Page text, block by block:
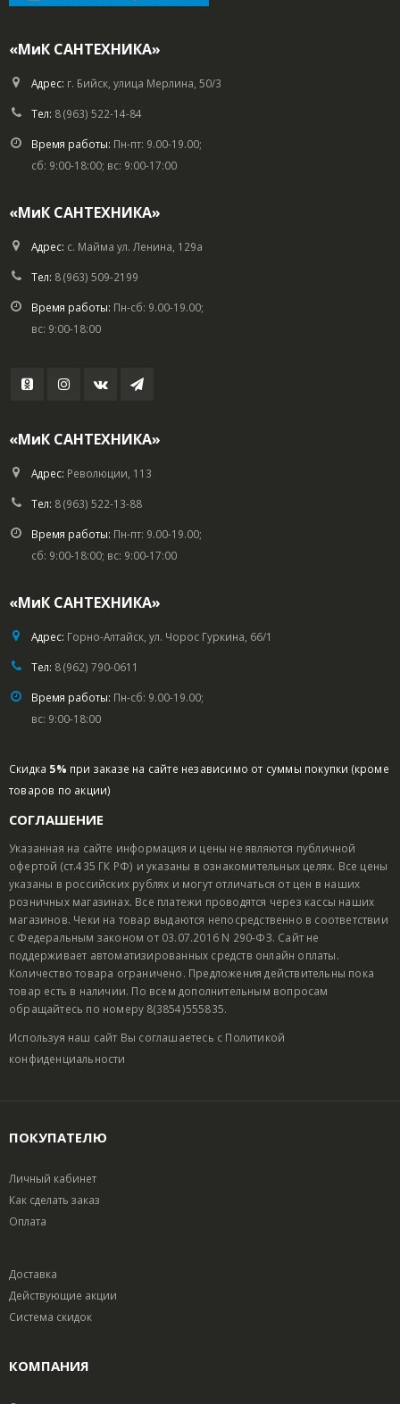
«МиК САНТЕХНИКА»
Адрес: г. Бийск, улица Мерлина, 50/3
Тел: 8 (963) 522-14-84
Время работы: Пн-пт: 9.00-19.00;
сб: 9:00-18:00; вс: 9:00-17:00
«МиК САНТЕХНИКА»
Адрес: с. Майма ул. Ленина, 129а
Тел: 8 (963) 509-2199
Время работы: Пн-сб: 9.00-19.00;
вс: 9:00-18:00
«МиК САНТЕХНИКА»
Адрес: Революции, 113
Тел: 8 (963) 522-13-88
Время работы: Пн-пт: 9.00-19.00;
сб: 9:00-18:00; вс: 9:00-17:00
«МиК САНТЕХНИКА»
Адрес: Горно-Алтайск, ул. Чорос Гуркина, 66/1
Тел: 8 (962) 790-0611
Время работы: Пн-сб: 9.00-19.00;
вс: 9:00-18:00
Скидка 5% при заказе на сайте независимо от суммы покупки (кроме
товаров по акции)
СОГЛАШЕНИЕ
Указанная на сайте информация и цены не являются публичной
офертой (ст.435 ГК РФ) и указаны в ознакомительных целях. Все цены
указаны в российских рублях и могут отличаться от цен в наших
розничных магазинах. Все платежи проводятся через кассы наших
магазинов. Чеки на товар выдаются непосредственно в соответствии
с Федеральным законом от 03.07.2016 N 290-ФЗ. Сайт не
поддерживает автоматизированных средств онлайн оплаты.
Количество товара ограничено. Предложения действительны пока
товар есть в наличии. По всем дополнительным вопросам
обращайтесь по номеру 8(3854)555835.
Используя наш сайт Вы соглашаетесь с Политикой
конфиденциальности
ПОКУПАТЕЛЮ
Личный кабинет
Как сделать заказ
Оплата
Доставка
Действующие акции
Система скидок
КОМПАНИЯ